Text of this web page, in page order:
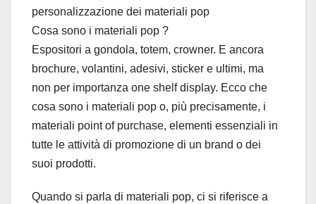
personalizzazione dei materiali pop
Cosa sono i materiali pop ?
Espositori a gondola, totem, crowner. E ancora
brochure, volantini, adesivi, sticker e ultimi, ma
non per importanza one shelf display. Ecco che
cosa sono i materiali pop o, più precisamente, i
materiali point of purchase, elementi essenziali in
tutte le attività di promozione di un brand o dei
suoi prodotti.
Quando si parla di materiali pop, ci si riferisce a